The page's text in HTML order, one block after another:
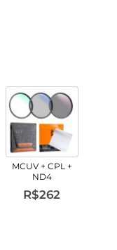
MCUV + CPL +
ND4
R$262